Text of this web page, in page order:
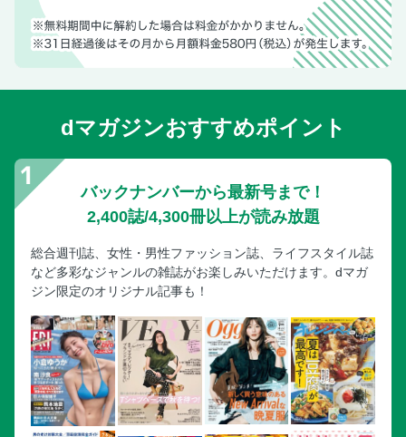
dマガジンおすすめポイント
バックナンバーから最新号まで！
2,400誌/4,300冊以上が読み放題
総合週刊誌、女性・男性ファッション誌、ライフスタイル誌
など多彩なジャンルの雑誌がお楽しみいただけます。dマガ
ジン限定のオリジナル記事も！